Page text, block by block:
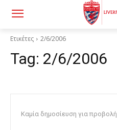
Ετικέτες 2/6/2006
Tag: 2/6/2006
Καμία δημοσίευση για προβολή